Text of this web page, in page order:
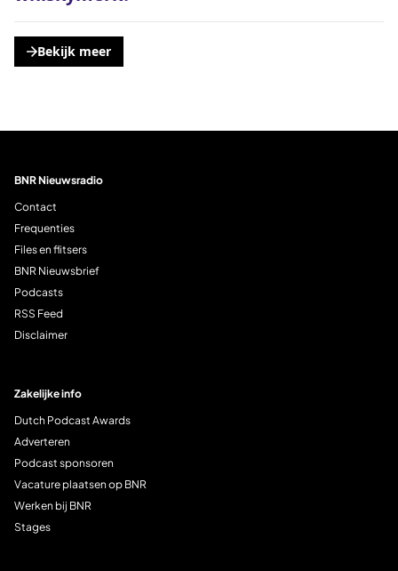
Bekijk meer
, opent een nieuwe tabblad
BNR Nieuwsradio
Contact
Frequenties
Files en flitsers
BNR Nieuwsbrief
Podcasts
RSS Feed
Disclaimer
Zakelijke info
Dutch Podcast Awards
Adverteren
Podcast sponsoren
Vacature plaatsen op BNR
Werken bij BNR
Stages